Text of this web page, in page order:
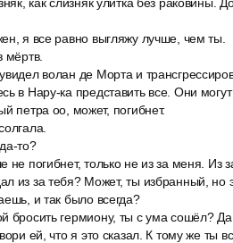
я все равно выгляжу лучше, чем ты.
мёртв.
волан де Морта и
в Нару-ка представить все. Они
петра оо, может, погибнет.
то?
не погибнет, только не из за меня. Из
из за тебя? Может, ты избранный, но
и так было всегда?
бросить гермиону, ты с ума сошёл?
ей, что я это сказал. К тому же